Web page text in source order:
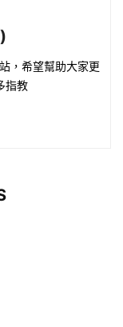
，希望幫助大家更
指教